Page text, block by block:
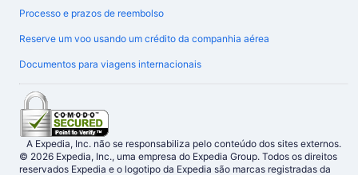
Processo e prazos de reembolso
Reserve um voo usando um crédito da companhia aérea
Documentos para viagens internacionais
A Expedia, Inc. não se responsabiliza pelo conteúdo dos sites externos.
© 2026 Expedia, Inc., uma empresa do Expedia Group. Todos os direitos
reservados Expedia e o logotipo da Expedia são marcas registradas da